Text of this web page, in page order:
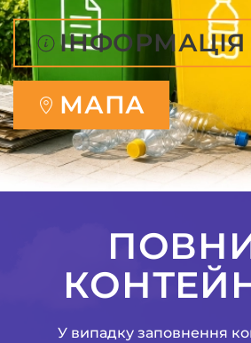
ІНФОРМАЦІЯ
МАПА
У випадку заповнення